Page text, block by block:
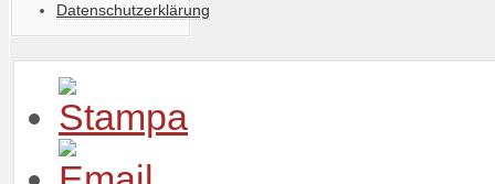
Datenschutzerklärung